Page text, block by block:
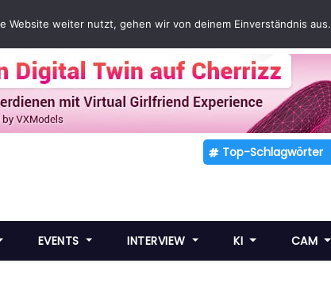
Top-Schlagwörter
EVENTS INTERVIEW KI CAM
Website weiter nutzt, gehen wir von deinem Einverständnis aus.